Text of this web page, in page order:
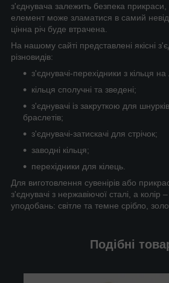
з'єднувача залежить безпека прикраси,
елемент може зламатися в самий
цінна річ буде втрачена.
На нашому сайті представлені якісні
різновидів:
з'єднувачі-перехідники з кільця
кільця сполучні та зведені;
з'єднувачі із закруткою для
браслетів;
з'єднувачі-затискачі для стрічок;
заводні кільця;
перехідники для кілець.
Для виготовлення сувенірів або
з'єднувачі з нержавіючої сталі, а колір
уподобань: світле та темне срібло,
Подібні